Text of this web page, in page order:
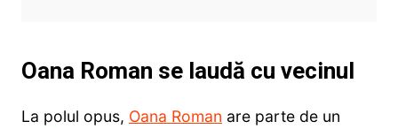
Oana Roman se laudă cu vecinul
La polul opus, Oana Roman are parte de un